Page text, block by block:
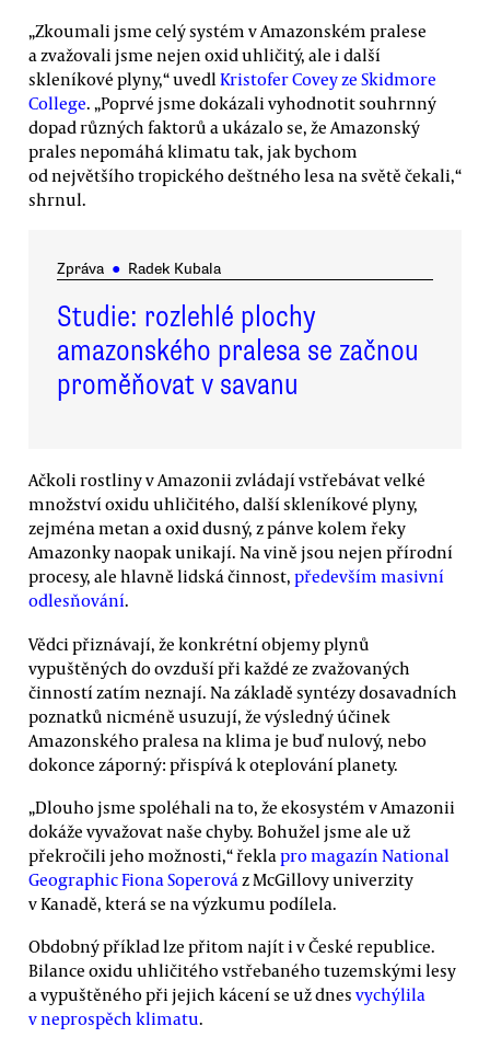
„Zkoumali jsme celý systém v Amazonském pralese
a zvažovali jsme nejen oxid uhličitý, ale i další
skleníkové plyny,“ uvedl Kristofer Covey ze Skidmore
College. „Poprvé jsme dokázali vyhodnotit souhrnný
dopad různých faktorů a ukázalo se, že Amazonský
prales nepomáhá klimatu tak, jak bychom
od největšího tropického deštného lesa na světě čekali,“
shrnul.
Zpráva ● Radek Kubala
Studie: rozlehlé plochy
amazonského pralesa se začnou
proměňovat v savanu
Ačkoli rostliny v Amazonii zvládají vstřebávat velké
množství oxidu uhličitého, další skleníkové plyny,
zejména metan a oxid dusný, z pánve kolem řeky
Amazonky naopak unikají. Na vině jsou nejen přírodní
procesy, ale hlavně lidská činnost, především masivní
odlesňování.
Vědci přiznávají, že konkrétní objemy plynů
vypuštěných do ovzduší při každé ze zvažovaných
činností zatím neznají. Na základě syntézy dosavadních
poznatků nicméně usuzují, že výsledný účinek
Amazonského pralesa na klima je buď nulový, nebo
dokonce záporný: přispívá k oteplování planety.
„Dlouho jsme spoléhali na to, že ekosystém v Amazonii
dokáže vyvažovat naše chyby. Bohužel jsme ale už
překročili jeho možnosti,“ řekla pro magazín National
Geographic Fiona Soperová z McGillovy univerzity
v Kanadě, která se na výzkumu podílela.
Obdobný příklad lze přitom najít i v České republice.
Bilance oxidu uhličitého vstřebaného tuzemskými lesy
a vypuštěného při jejich kácení se už dnes vychýlila
v neprospěch klimatu.